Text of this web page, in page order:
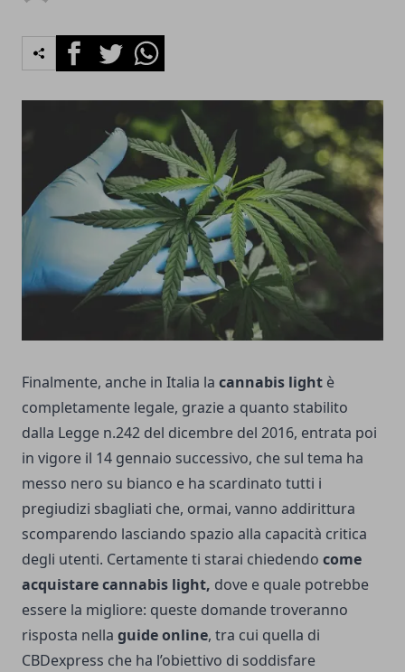
FacebookTwitterWhatsapp
Finalmente, anche in Italia la cannabis light è
completamente legale, grazie a quanto stabilito
dalla Legge n.242 del dicembre del 2016, entrata poi
in vigore il 14 gennaio successivo, che sul tema ha
messo nero su bianco e ha scardinato tutti i
pregiudizi sbagliati che, ormai, vanno addirittura
scomparendo lasciando spazio alla capacità critica
degli utenti. Certamente ti starai chiedendo come
acquistare cannabis light, dove e quale potrebbe
essere la migliore: queste domande troveranno
risposta nella guide online, tra cui quella di
CBDexpress che ha l’obiettivo di soddisfare